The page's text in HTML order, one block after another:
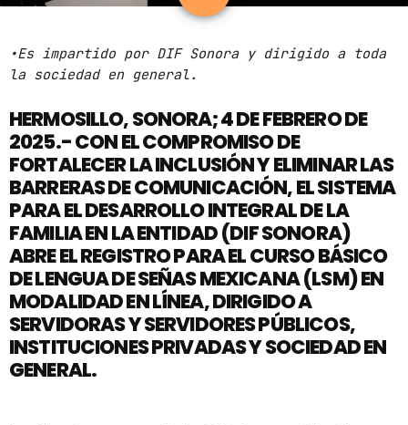
ARCHIVOS
marzo 2025
febrero 2025
enero 2025
diciembre 2024
noviembre 2024
octubre 2024
septiembre 2024
agosto 2024
julio 2024
•Es impartido por DIF Sonora y dirigido a toda
la sociedad en general.
HERMOSILLO, SONORA; 4 DE FEBRERO DE
2025.- CON EL COMPROMISO DE
FORTALECER LA INCLUSIÓN Y ELIMINAR LAS
BARRERAS DE COMUNICACIÓN, EL SISTEMA
PARA EL DESARROLLO INTEGRAL DE LA
FAMILIA EN LA ENTIDAD (DIF SONORA)
ABRE EL REGISTRO PARA EL CURSO BÁSICO
DE LENGUA DE SEÑAS MEXICANA (LSM) EN
MODALIDAD EN LÍNEA, DIRIGIDO A
SERVIDORAS Y SERVIDORES PÚBLICOS,
INSTITUCIONES PRIVADAS Y SOCIEDAD EN
GENERAL.